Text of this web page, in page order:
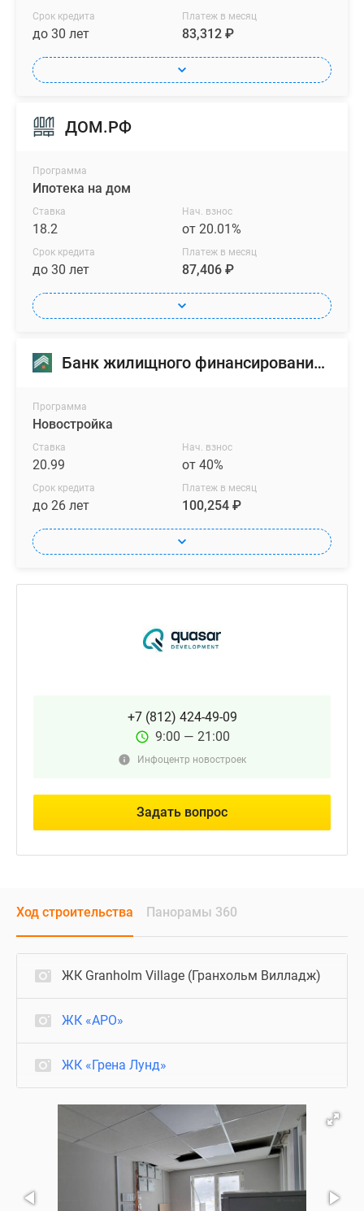
Срок кредита
до 30 лет
Платеж в месяц
83,312 ₽
ДОМ.РФ
Программа
Ипотека на дом
Ставка
18.2
Нач. взнос
от 20.01%
Срок кредита
до 30 лет
Платеж в месяц
87,406 ₽
Банк жилищного финансирования (БЖФ)
Программа
Новостройка
Ставка
20.99
Нач. взнос
от 40%
Срок кредита
до 26 лет
Платеж в месяц
100,254 ₽
+7 (812) 424-49-09
9:00 — 21:00
Инфоцентр новостроек
Задать вопрос
Ход строительства Панорамы 360
ЖК Granholm Village (Гранхольм Вилладж)
ЖК «АРО»
ЖК «Грена Лунд»